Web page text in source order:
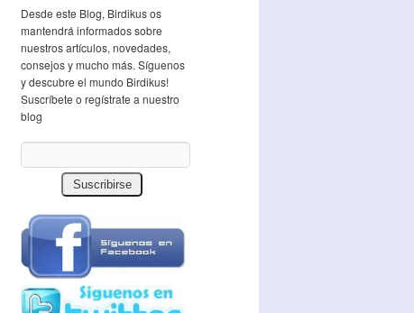
Desde este Blog, Birdikus os
mantendrá informados sobre
nuestros artículos, novedades,
consejos y mucho más. Síguenos
y descubre el mundo Birdikus!
Suscríbete o regístrate a nuestro
blog